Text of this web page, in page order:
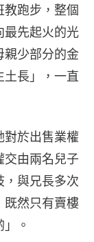
跑步，整個
最先起火的光
親少部分的金
土長」，一直
對於出售業權
交由兩名兒子
，與兄長多次
既然只有賣樓
。